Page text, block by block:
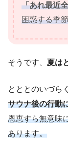
「あれ最近
困惑する季
そうです、 夏は
とととのいづら
サウナ後の行動
恩恵すら無意味
あります。